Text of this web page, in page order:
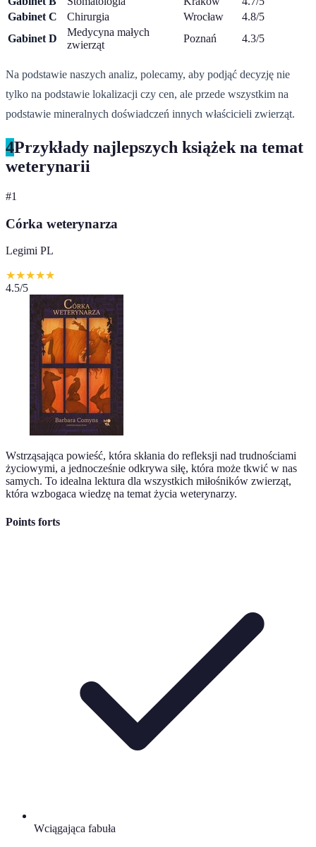
Gabinet C
Chirurgia Wrocław
4.8/5
Gabinet D
Medycyna małych
zwierząt
Poznań 4.3/5
Na podstawie naszych analiz, polecamy, aby podjąć decyzję nie
tylko na podstawie lokalizacji czy cen, ale przede wszystkim na
podstawie mineralnych doświadczeń innych właścicieli zwierząt.
4Przykłady najlepszych książek na temat
weterynarii
#1
Córka weterynarza
Legimi PL
★★★★★
4.5/5
Wstrząsająca powieść, która skłania do refleksji nad trudnościami
życiowymi, a jednocześnie odkrywa siłę, która może tkwić w nas
samych. To idealna lektura dla wszystkich miłośników zwierząt,
która wzbogaca wiedzę na temat życia weterynarzy.
Points forts
Wciągająca fabuła